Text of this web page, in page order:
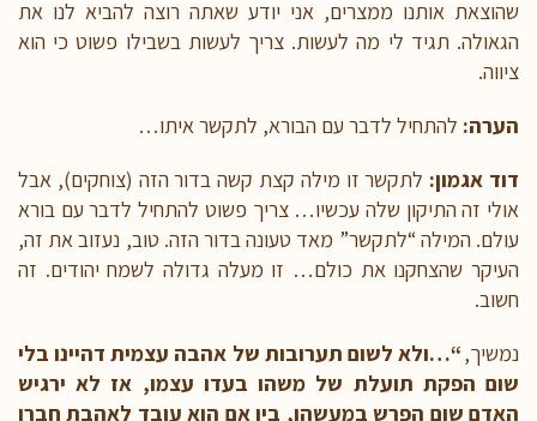
שהוצאת אותנו ממצרים, אני יודע שאתה רוצה להביא לנו את
הגאולה. תגיד לי מה לעשות. צריך לעשות בשבילו פשוט כי הוא
ציווה.
הערה: להתחיל לדבר עם הבורא, לתקשר איתו…
דוד אגמון: לתקשר זו מילה קצת קשה בדור הזה (צוחקים), אבל
אולי זה התיקון שלה עכשיו… צריך פשוט להתחיל לדבר עם בורא
עולם. המילה “לתקשר” מאד טעונה בדור הזה. טוב, נעזוב את זה,
העיקר שהצחקנו את כולם… זו מעלה גדולה לשמח יהודים. זה
חשוב.
נמשיך,“…ולא לשום תערובות של אהבה עצמית דהיינו בלי
שום הפקת תועלת של משהו בעדו עצמו, אז לא ירגיש
האדם שום הפרש במעשהו, בין אם הוא עובד לאהבת חברו